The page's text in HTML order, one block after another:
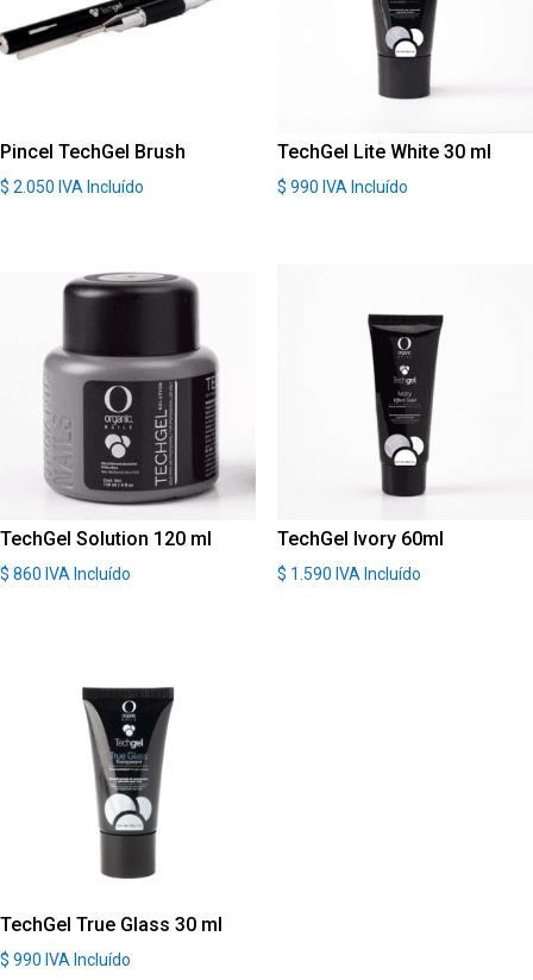
Pincel TechGel Brush
$ 2.050 IVA Incluído
TechGel Lite White 30 ml
$ 990 IVA Incluído
TechGel Solution 120 ml
$ 860 IVA Incluído
TechGel Ivory 60ml
$ 1.590 IVA Incluído
TechGel True Glass 30 ml
$ 990 IVA Incluído